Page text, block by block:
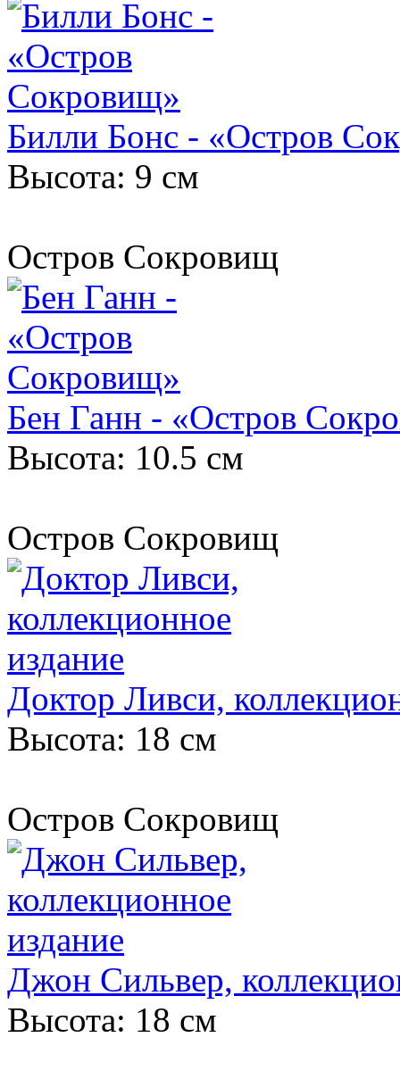
Билли Бонс - «Остров
Высота: 9 см
Остров Сокровищ
Бен Ганн - «Остров
Высота: 10.5 см
Остров Сокровищ
Доктор Ливси,
Высота: 18 см
Остров Сокровищ
Джон Сильвер,
Высота: 18 см